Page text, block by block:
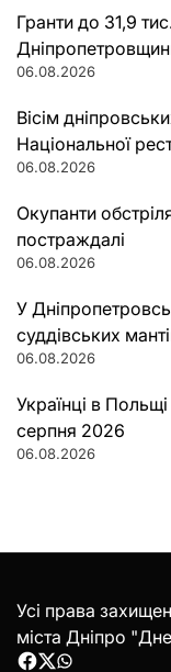
Гранти до 31,9
06.08.2026
Вісім
Національної
06.08.2026
Окупанти
постраждалі
06.08.2026
У
суддівських
06.08.2026
Українці в
серпня 2026
06.08.2026
Усі права
міста Дніпро